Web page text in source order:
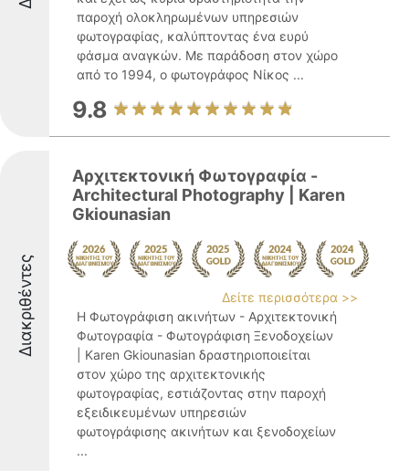
παροχή ολοκληρωμένων υπηρεσιών
φωτογραφίας, καλύπτοντας ένα ευρύ
φάσμα αναγκών. Με παράδοση στον χώρο
από το 1994, ο φωτογράφος Νίκος ...
9.8
Διακριθέντες
Αρχιτεκτονική Φωτογραφία -
Architectural Photography | Karen
Gkiounasian
Δείτε περισσότερα >>
Η Φωτογράφιση ακινήτων - Αρχιτεκτονική
Φωτογραφία - Φωτογράφιση Ξενοδοχείων
| Karen Gkiounasian δραστηριοποιείται
στον χώρο της αρχιτεκτονικής
φωτογραφίας, εστιάζοντας στην παροχή
εξειδικευμένων υπηρεσιών
φωτογράφισης ακινήτων και ξενοδοχείων
...